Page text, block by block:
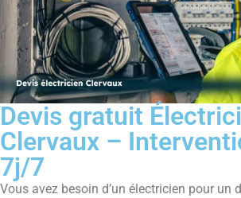
Devis gratuit
Clervaux –
7j/7
Vous avez besoin d’un électricien pour un